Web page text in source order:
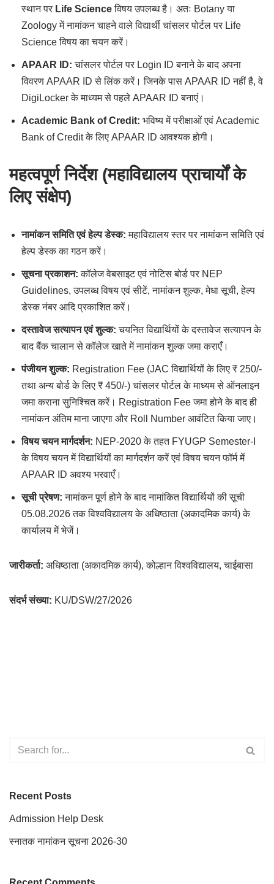
स्थान पर Life Scienceविषय उपलब्ध है। अतः Botany या
Zoology में नामांकन चाहने वाले विद्यार्थी चांसलर पोर्टल पर Life
Science विषय का चयन करें।
APAAR ID: चांसलर पोर्टल पर Login ID बनाने के बाद अपना
विवरण APAAR ID से लिंक करें। जिनके पास APAAR ID नहीं है, वे
DigiLocker के माध्यम से पहले APAAR ID बनाएं।
Academic Bank of Credit: भविष्य में परीक्षाओं एवं Academic
Bank of Credit के लिए APAAR ID आवश्यक होगी।
महत्वपूर्ण निर्देश (महाविद्यालय प्राचार्यों के
लिए संक्षेप)
नामांकन समिति एवं हेल्प डेस्क: महाविद्यालय स्तर पर नामांकन समिति एवं
हेल्प डेस्क का गठन करें।
सूचना प्रकाशन: कॉलेज वेबसाइट एवं नोटिस बोर्ड पर NEP
Guidelines, उपलब्ध विषय एवं सीटें, नामांकन शुल्क, मेधा सूची, हेल्प
डेस्क नंबर आदि प्रकाशित करें।
दस्तावेज सत्यापन एवं शुल्क: चयनित विद्यार्थियों के दस्तावेज सत्यापन के
बाद बैंक चालान से कॉलेज खाते में नामांकन शुल्क जमा कराएँ।
पंजीयन शुल्क: Registration Fee (JAC विद्यार्थियों के लिए ₹ 250/-
तथा अन्य बोर्ड के लिए ₹ 450/-) चांसलर पोर्टल के माध्यम से ऑनलाइन
जमा कराना सुनिश्चित करें। Registration Fee जमा होने के बाद ही
नामांकन अंतिम माना जाएगा और Roll Number आवंटित किया जाए।
विषय चयन मार्गदर्शन: NEP-2020 के तहत FYUGP Semester-I
के विषय चयन में विद्यार्थियों का मार्गदर्शन करें एवं विषय चयन फॉर्म में
APAAR ID अवश्य भरवाएँ।
सूची प्रेषण: नामांकन पूर्ण होने के बाद नामांकित विद्यार्थियों की सूची
05.08.2026 तक विश्वविद्यालय के अधिष्ठाता (अकादमिक कार्य) के
कार्यालय में भेजें।
जारीकर्ता: अधिष्ठाता (अकादमिक कार्य), कोल्हान विश्वविद्यालय, चाईबासा
संदर्भ संख्या: KU/DSW/27/2026
Recent Posts
Admission Help Desk
स्नातक नामांकन सूचना 2026-30